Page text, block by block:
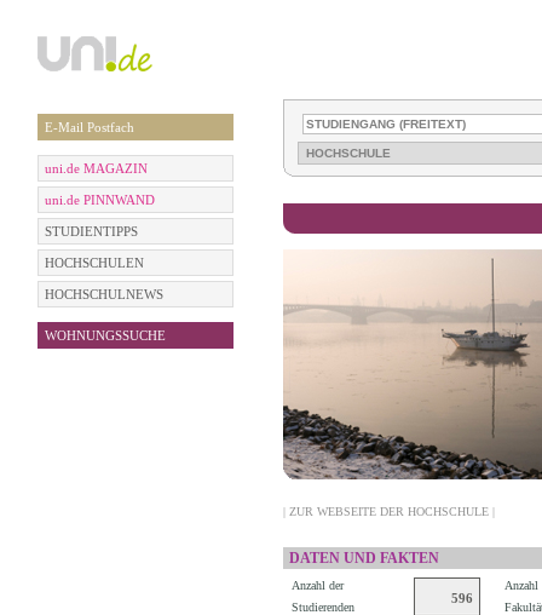
E-Mail Postfach
uni.de MAGAZIN
uni.de PINNWAND
STUDIENTIPPS
HOCHSCHULEN
HOCHSCHULNEWS
WOHNUNGSSUCHE
| ZUR WEBSEITE DER HOCHSCHULE |
DATEN UND FAKTEN
Anzahl der
Studierenden
596
Anzahl